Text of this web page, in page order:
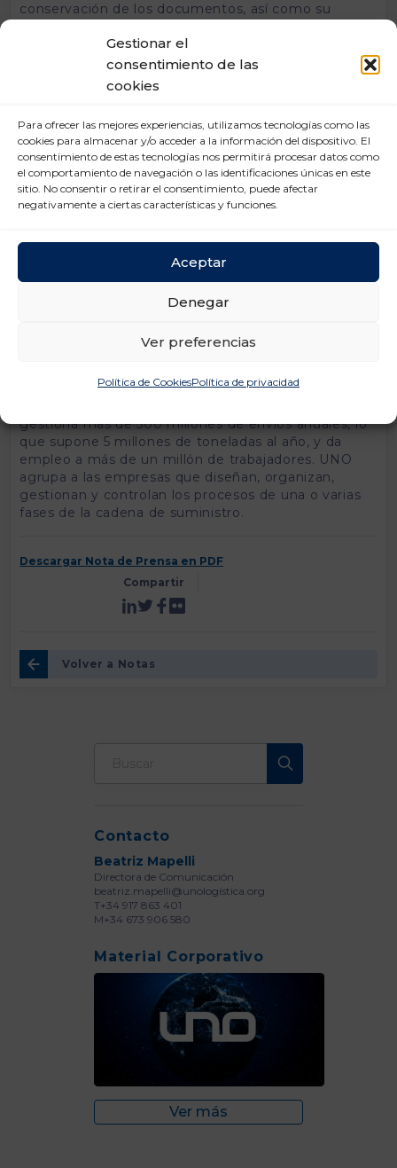
Gestionar el
consentimiento de las
cookies
Para ofrecer las mejores experiencias, utilizamos tecnologías como las
cookies para almacenar y/o acceder a la información del dispositivo. El
consentimiento de estas tecnologías nos permitirá procesar datos como
el comportamiento de navegación o las identificaciones únicas en este
sitio. No consentir o retirar el consentimiento, puede afectar
negativamente a ciertas características y funciones.
Aceptar
Denegar
Ver preferencias
Política de CookiesPolítica de privacidad
conservación de los documentos, así como su
digitalización del transporte de mercancías, pero su
comparta una misma interpretación de las
obligaciones que introduce la norma. Reducir la
incertidumbre es tan importante como desarrollar la
tecnología necesaria para cumplirla», ha concluido
Aranda.
https://unologistica.org/proyectos-e-informes/guia-
documento-electronico-de-control-administrativo-
operadores de logística y transporte, un sector que
gestiona más de 500 millones de envíos anuales, lo
que supone 5 millones de toneladas al año, y da
empleo a más de un millón de trabajadores. UNO
agrupa a las empresas que diseñan, organizan,
gestionan y controlan los procesos de una o varias
fases de la cadena de suministro.
Descargar Nota de Prensa en PDF
Compartir
Volver a Notas
Contacto
Beatriz Mapelli
Directora de Comunicación
beatriz.mapelli@unologistica.org
T+34 917 863 401
M+34 673 906 580
Material Corporativo
Ver más